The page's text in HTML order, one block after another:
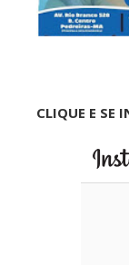
CLIQUE E SE